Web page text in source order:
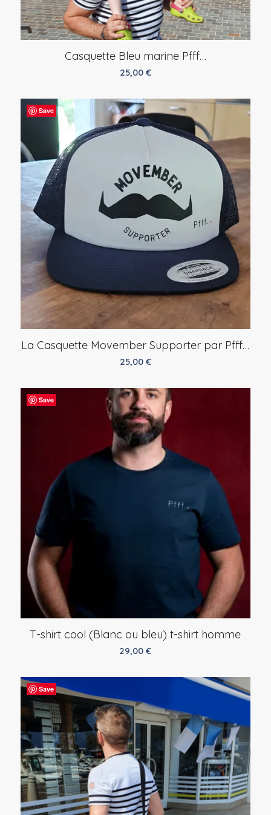
Casquette Bleu marine Pfff…
25,00 €
Save
La Casquette Movember Supporter par Pfff…
25,00 €
Save
T-shirt cool (Blanc ou bleu) t-shirt homme
29,00€
Save